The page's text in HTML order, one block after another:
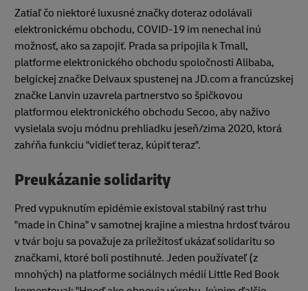
Zatiaľ čo niektoré luxusné značky doteraz odolávali
elektronickému obchodu, COVID-19 im nenechal inú
možnosť, ako sa zapojiť. Prada sa pripojila k Tmall,
platforme elektronického obchodu spoločnosti Alibaba,
belgickej značke Delvaux spustenej na JD.com a francúzskej
značke Lanvin uzavrela partnerstvo so špičkovou
platformou elektronického obchodu Secoo, aby naživo
vysielala svoju módnu prehliadku jeseň/zima 2020, ktorá
zahŕňa funkciu "vidieť teraz, kúpiť teraz".
Preukázanie solidarity
Pred vypuknutím epidémie existoval stabilný rast trhu
"made in China" v samotnej krajine a miestna hrdosť tvárou
v tvár boju sa považuje za príležitosť ukázať solidaritu so
značkami, ktoré boli postihnuté. Jeden používateľ (z
mnohých) na platforme sociálnych médií Little Red Book